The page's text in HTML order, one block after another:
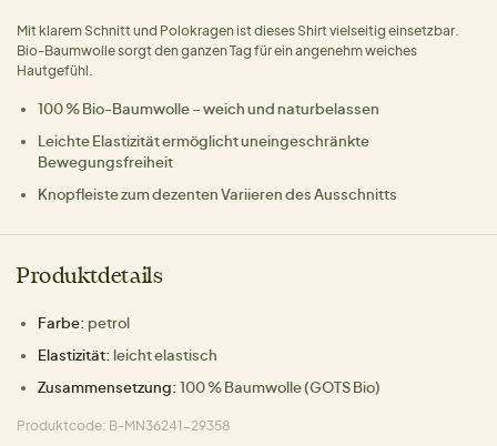
Mit klarem Schnitt und Polokragen ist dieses Shirt vielseitig einsetzbar.
Bio-Baumwolle sorgt den ganzen Tag für ein angenehm weiches
Hautgefühl.
100 % Bio-Baumwolle – weich und naturbelassen
Leichte Elastizität ermöglicht uneingeschränkte
Bewegungsfreiheit
Knopfleiste zum dezenten Variieren des Ausschnitts
Produktdetails
Farbe: petrol
Elastizität: leicht elastisch
Zusammensetzung: 100 % Baumwolle (GOTS Bio)
Produktcode: B-MN36241-29358